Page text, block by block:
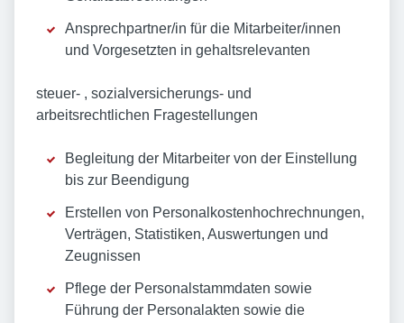
Ansprechpartner/in für die Mitarbeiter/innen
und Vorgesetzten in gehaltsrelevanten
steuer- , sozialversicherungs- und
arbeitsrechtlichen Fragestellungen
Begleitung der Mitarbeiter von der Einstellung
bis zur Beendigung
Erstellen von Personalkostenhochrechnungen,
Verträgen, Statistiken, Auswertungen und
Zeugnissen
Pflege der Personalstammdaten sowie
Führung der Personalakten sowie die